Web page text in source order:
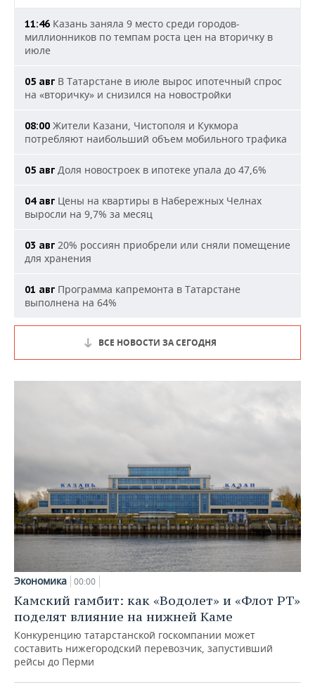
11:46 Казань заняла 9 место среди городов-
миллионников по темпам роста цен на вторичку в
июле
05 авг В Татарстане в июле вырос ипотечный спрос
на «вторичку» и снизился на новостройки
08:00 Жители Казани, Чистополя и Кукмора
потребляют наибольший объем мобильного трафика
05 авг Доля новостроек в ипотеке упала до 47,6%
04 авг Цены на квартиры в Набережных Челнах
выросли на 9,7% за месяц
03 авг 20% россиян приобрели или сняли помещение
для хранения
01 авг Программа капремонта в Татарстане
выполнена на 64%
ВСЕ НОВОСТИ ЗА СЕГОДНЯ
Экономика 00:00
Камский гамбит: как «Водолет» и «Флот РТ»
поделят влияние на нижней Каме
Конкуренцию татарстанской госкомпании может
составить нижегородский перевозчик, запустивший
рейсы до Перми